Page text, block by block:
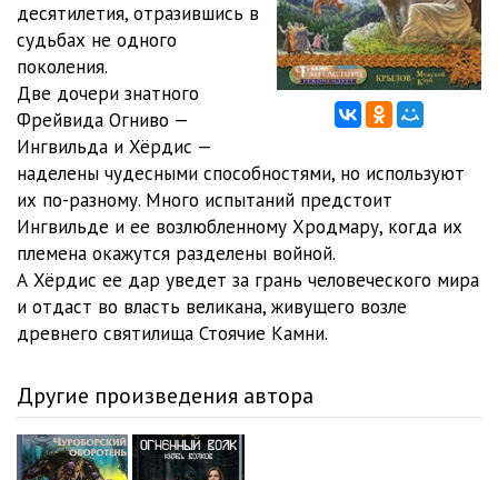
0302 32:06
0303 16:20
0401
0402
0403
0501 22:57
0502
0601 20:49
0602
десятилетия, отразившись в
судьбах не одного
поколения.
Две дочери знатного
Фрейвида Огниво —
Ингвильда и Хёрдис —
наделены чудесными способностями, но используют
их по-разному. Много испытаний предстоит
Ингвильде и ее возлюбленному Хродмару, когда их
племена окажутся разделены войной.
А Хёрдис ее дар уведет за грань человеческого мира
и отдаст во власть великана, живущего возле
древнего святилища Стоячие Камни.
Другие произведения автора